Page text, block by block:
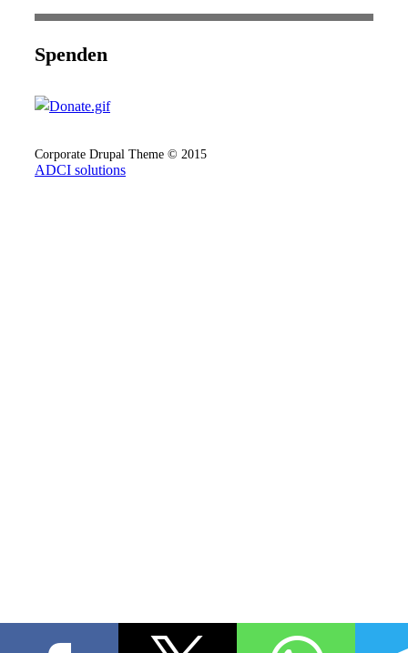
Spenden
Corporate Drupal Theme © 2015
ADCI solutions